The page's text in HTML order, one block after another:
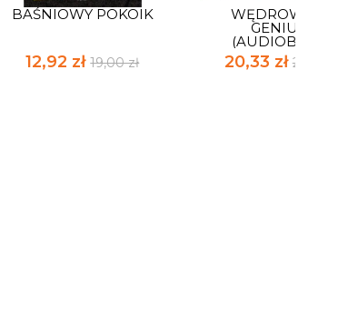
BAŚNIOWY POKOIK
12,92 zł19,00 zł
WĘDROWIEC I
GENIUSZ
(AUDIOBOOK)
20,33 zł 29,90 zł